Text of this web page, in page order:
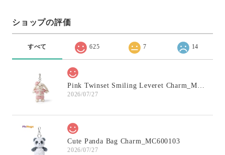
ショップの評価
すべて 625 7 14
Pink Twinset Smiling Leveret Charm_MC600145
2026/07/27
Cute Panda Bag Charm_MC600103
2026/07/27